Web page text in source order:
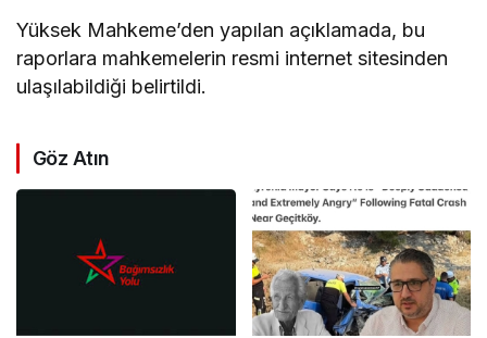
Yüksek Mahkeme’den yapılan açıklamada, bu
raporlara mahkemelerin resmi internet sitesinden
ulaşılabildiği belirtildi.
Göz Atın